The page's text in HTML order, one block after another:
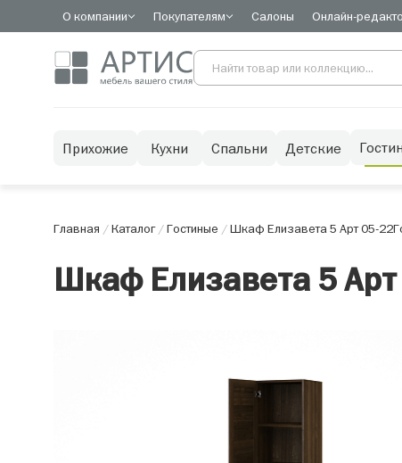
О компании Покупателям Салоны Онлайн-
Прихожие Кухни Спальни Детские
Главная /Каталог/Гостиные /Шкаф Елизавета 5 Арт 05-22
Шкаф Елизавета 5